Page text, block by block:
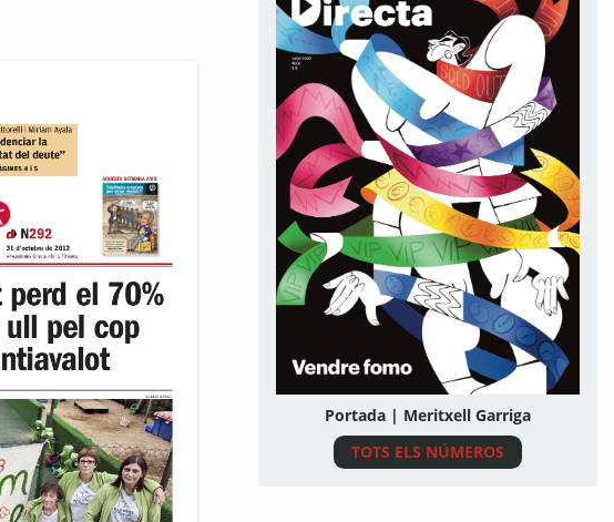
Portada | Meritxell Garriga
TOTS ELS NÚMEROS